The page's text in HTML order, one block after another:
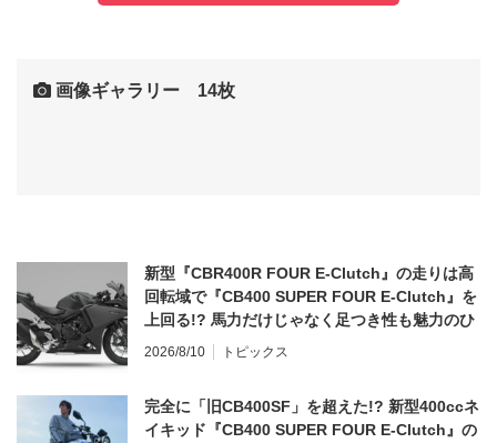
画像ギャラリー 14枚
新型『CBR400R FOUR E-Clutch』の走りは高
回転域で『CB400 SUPER FOUR E-Clutch』を
上回る!? 馬力だけじゃなく足つき性も魅力のひ
とつ！
2026/8/10 トピックス
完全に「旧CB400SF」を超えた!? 新型400ccネ
イキッド『CB400 SUPER FOUR E-Clutch』の